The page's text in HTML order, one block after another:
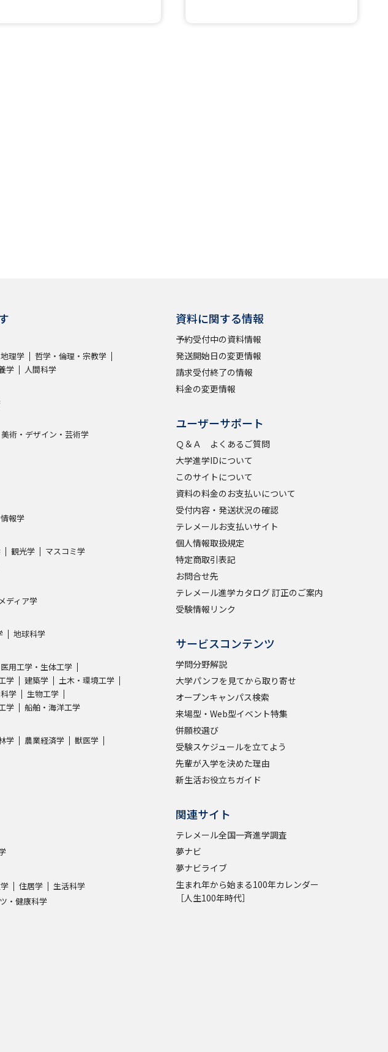
たい学問発見
「夢ナビ講義」 学問の教科書 夢ナビライブ
ート
るご質問 大学進学IDについて
このサイトについて
受付内容・発送状況の確認 テレメール お支払いサイト
テレメール進学カタログ訂正のご案内
理学
哲学・倫理・宗教学
学 人間科学
美術・デザイン・芸術学
報学
観光学 マスコミ学
ディア学
地球科学
医用工学・生体工学
学 建築学
土木・環境工学
学
生物工学
学 船舶・海洋工学
学 農業経済学
獣医学
住居学 生活科学
・健康科学
資料に関する情報
予約受付中の資料情報
発送開始日の変更情報
請求受付終了の情報
料金の変更情報
ユーザーサポート
Ｑ＆Ａ よくあるご質問
大学進学IDについて
このサイトについて
資料の料金のお支払いについて
受付内容・発送状況の確認
テレメールお支払いサイト
個人情報取扱規定
特定商取引表記
お問合せ先
テレメール進学カタログ 訂正のご案内
受験情報リンク
サービスコンテンツ
学問分野解説
大学パンフを見てから取り寄せ
オープンキャンパス検索
来場型・Web型イベント特集
併願校選び
受験スケジュールを立てよう
先輩が入学を決めた理由
新生活お役立ちガイド
関連サイト
テレメール全国一斉進学調査
夢ナビ
夢ナビライブ
生まれ年から始まる100年カレンダー
［人生100年時代］